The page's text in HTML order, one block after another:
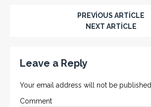
PREVIOUS ARTICLE
NEXT ARTICLE
Leave a Reply
Your email address will not be published.
Comment